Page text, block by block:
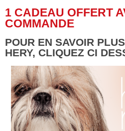
1 CADEAU OFFERT
COMMANDE
POUR EN SAVOIR
HERY, CLIQUEZ CI